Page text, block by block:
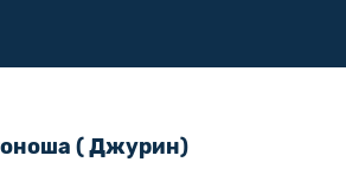
( Джурин)